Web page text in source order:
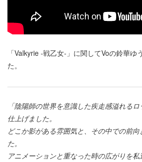
「Valkyrie -戦乙女-」に関してVoの鈴華
た。
「陰陽師の世界を意識した疾走感溢れる
仕上げました。
どこか影がある雰囲気と、その中での前
た。
アニメーションと重なった時の広がりを